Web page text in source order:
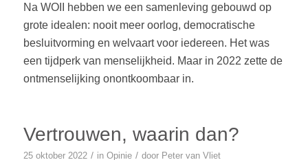
Na WOII hebben we een samenleving gebouwd op
grote idealen: nooit meer oorlog, democratische
besluitvorming en welvaart voor iedereen. Het was
een tijdperk van menselijkheid. Maar in 2022 zette de
ontmenselijking onontkoombaar in.
Vertrouwen, waarin dan?
25 oktober 2022 / in Opinie / door Peter van Vliet